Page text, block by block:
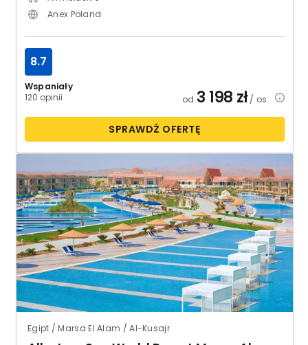
Anex Poland
Wspaniały
120 opinii
8.7
od 3 198 zł/ os.
SPRAWDŹ OFERTĘ
Egipt / Marsa El Alam / Al-Kusajr